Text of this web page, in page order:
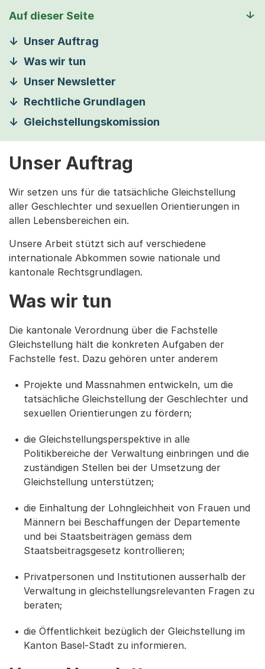
Auf dieser Seite
Unser Auftrag
Was wir tun
Unser Newsletter
Rechtliche Grundlagen
Gleichstellungskomission
Unser Auftrag
Wir setzen uns für die tatsächliche Gleichstellung
aller Geschlechter und sexuellen Orientierungen in
allen Lebensbereichen ein.
Unsere Arbeit stützt sich auf verschiedene
internationale Abkommen sowie nationale und
kantonale Rechtsgrundlagen.
Was wir tun
Die kantonale Verordnung über die Fachstelle
Gleichstellung hält die konkreten Aufgaben der
Fachstelle fest. Dazu gehören unter anderem
Projekte und Massnahmen entwickeln, um die
tatsächliche Gleichstellung der Geschlechter und
sexuellen Orientierungen zu fördern;
die Gleichstellungsperspektive in alle
Politikbereiche der Verwaltung einbringen und die
zuständigen Stellen bei der Umsetzung der
Gleichstellung unterstützen;
die Einhaltung der Lohngleichheit von Frauen und
Männern bei Beschaffungen der Departemente
und bei Staatsbeiträgen gemäss dem
Staatsbeitragsgesetz kontrollieren;
Privatpersonen und Institutionen ausserhalb der
Verwaltung in gleichstellungsrelevanten Fragen zu
beraten;
die Öffentlichkeit bezüglich der Gleichstellung im
Kanton Basel-Stadt zu informieren.